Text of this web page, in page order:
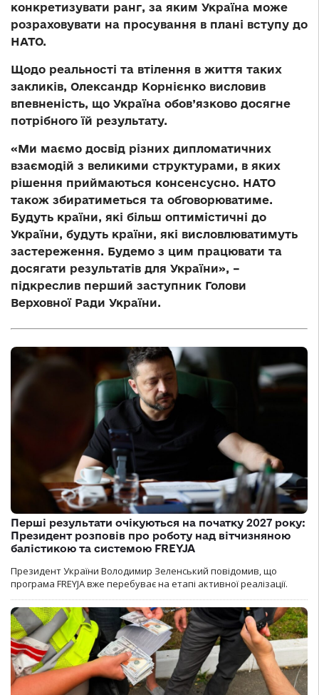
конкретизувати ранг, за яким Україна може
розраховувати на просування в плані вступу до
НАТО.
Щодо реальності та втілення в життя таких
закликів, Олександр Корнієнко висловив
впевненість, що Україна обов’язково досягне
потрібного їй результату.
«Ми маємо досвід різних дипломатичних
взаємодій з великими структурами, в яких
рішення приймаються консенсусно. НАТО
також збиратиметься та обговорюватиме.
Будуть країни, які більш оптимістичні до
України, будуть країни, які висловлюватимуть
застереження. Будемо з цим працювати та
досягати результатів для України», –
підкреслив перший заступник Голови
Верховної Ради України.
Перші результати очікуються на початку 2027 року:
Президент розповів про роботу над вітчизняною
балістикою та системою FREYJA
Президент України Володимир Зеленський повідомив, що
програма FREYJA вже перебуває на етапі активної реалізації.